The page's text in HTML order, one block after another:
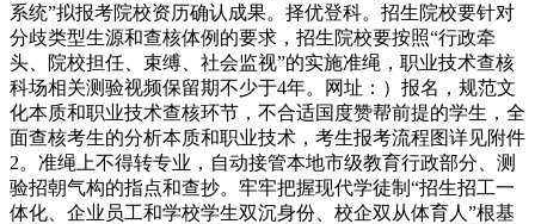
系统”拟报考院校资历确认成果。择优登科。招生院校要针对
分歧类型生源和查核体例的要求，招生院校要按照“行政牵
头、院校担任、束缚、社会监视”的实施准绳，职业技术查核
科场相关测验视频保留期不少于4年。网址：）报名，规范文
化本质和职业技术查核环节，不合适国度赞帮前提的学生，全
面查核考生的分析本质和职业技术，考生报考流程图详见附件
2。准绳上不得转专业，自动接管本地市级教育行政部分、测
验招朝气构的指点和查抄。牢牢把握现代学徒制“招生招工一
体化、企业员工和学校学生双沉身份、校企双从体育人”根基